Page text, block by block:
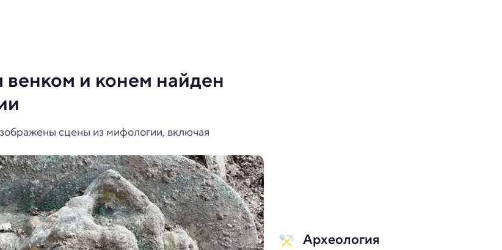
и конем найден
сцены из мифологии, включая
Археология